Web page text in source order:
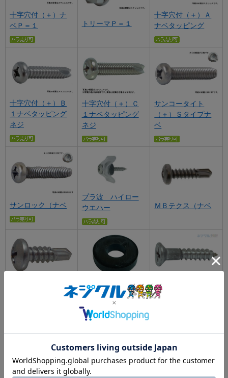
十字穴付（＋）ナ
ベＰ＝１
トリーマＰ＝１
十字穴付（＋）Ａ
ナベタッピング
十字穴付（＋）Ｂ
１ナベタッピング
ネジ
十字穴付（＋）Ｃ
１ナベタッピング
ネジ
サンコータイト
（＋）Ｓタイプナ
ベ
サンロック（ナベ
プラ波 ハイロー
ウエハー
ＭＢテクス（ナベ
ピアス 黒ゴム （＋）皿木ねじ
鬼目ナット（Ａタ
イプ ムラコシ製
ハイロー（ラッパ
（Ｓタイプ